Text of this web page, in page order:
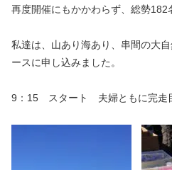
再度開催にもかかわらず、総勢182
私達は、山あり海あり、串間の大
ースに申し込みました。
9：15 スタート 夫婦ともに完走